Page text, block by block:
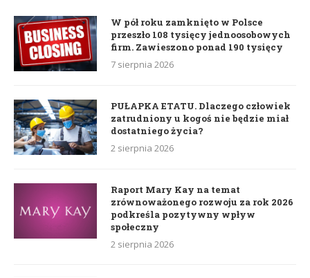
W pół roku zamknięto w Polsce
przeszło 108 tysięcy jednoosobowych
firm. Zawieszono ponad 190 tysięcy
7 sierpnia 2026
PUŁAPKA ETATU. Dlaczego człowiek
zatrudniony u kogoś nie będzie miał
dostatniego życia?
2 sierpnia 2026
Raport Mary Kay na temat
zrównoważonego rozwoju za rok 2026
podkreśla pozytywny wpływ
społeczny
2 sierpnia 2026